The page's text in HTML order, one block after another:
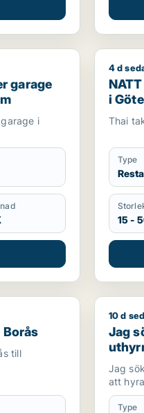
för uthyrning i
garage
i
NATT
4 d
i
Thai
Type
15 -
till
Jag
10 d
Jag
Jag
att hyra
Type